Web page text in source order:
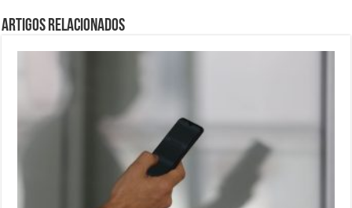
Artigos Relacionados